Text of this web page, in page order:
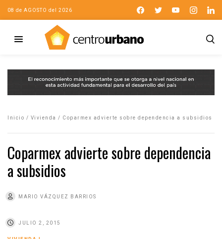
08 de AGOSTO del 2026
Inicio / Vivienda / Coparmex advierte sobre dependencia a subsidios
Coparmex advierte sobre dependencia
a subsidios
MARIO VÁZQUEZ BARRIOS
JULIO 2, 2015